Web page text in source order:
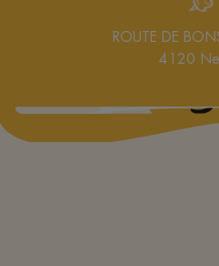
ROUTE DE
4120